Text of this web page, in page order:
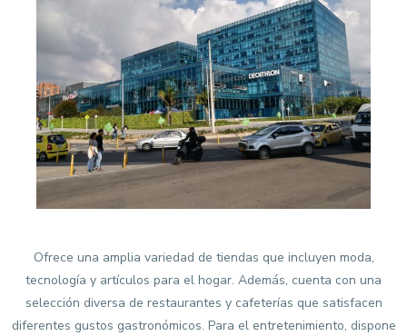
Ofrece una amplia variedad de tiendas que incluyen moda,
tecnología y artículos para el hogar. Además, cuenta con una
selección diversa de restaurantes y cafeterías que satisfacen
diferentes gustos gastronómicos. Para el entretenimiento, dispone